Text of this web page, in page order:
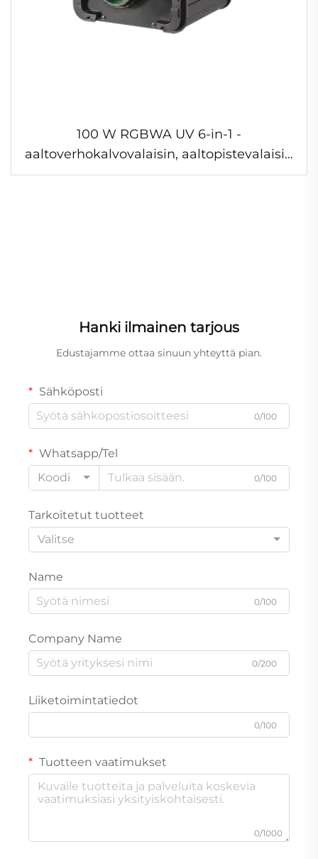
100 W RGBWA UV 6-in-1 -
aaltoverhokalvovalaisin, aaltopistevalaisin
meren aaltojen projektorilampulla, 3D-
Hanki ilmainen tarjous
Edustajamme ottaa sinuun yhteyttä pian.
Sähköposti
0/100
Whatsapp/Tel
Koodi
0/100
Tarkoitetut tuotteet
Valitse
Name
0/100
Company Name
0/200
Liiketoimintatiedot
0/100
Tuotteen vaatimukset
0/1000